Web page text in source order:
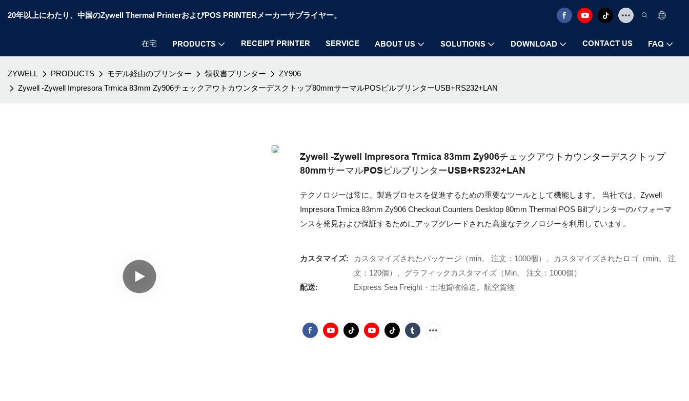
20年以上にわたり、中国のZywell Thermal PrinterおよびPOS PRINTERメーカーサプライヤー。
在宅 PRODUCTS RECEIPT PRINTER SERVICE ABOUT US SOLUTIONS DOWNLOAD CONTACT US FAQ
ZYWELL PRODUCTS モデル経由のプリンター 領収書プリンター
ZY906
Zywell -Zywell Impresora Trmica 83mm Zy906チェックアウトカウンターデスクトップ80mmサーマルPOSビルプリンターUSB+RS232+LAN
Zywell -Zywell Impresora Trmica 83mm Zy906チェックアウトカウンターデスクトップ
80mmサーマルPOSビルプリンターUSB+RS232+LAN
テクノロジーは常に、製造プロセスを促進するための重要なツールとして機能します。 当社では、Zywell
Impresora Trmica 83mm Zy906 Checkout Counters Desktop 80mm Thermal POS Billプリンターのパフォーマ
ンスを発見および保証するためにアップグレードされた高度なテクノロジーを利用しています。
カスタマイズ:
カスタマイズされたパッケージ（min。 注文：1000個）、カスタマイズされたロゴ（min。 注
文：120個）、グラフィックカスタマイズ（Min。 注文：1000個）
配送:
Express Sea Freight・土地貨物輸送。航空貨物